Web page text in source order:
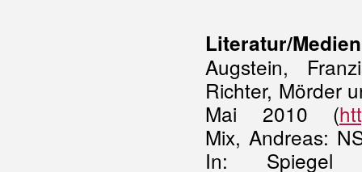
Literatur/Medien
Augstein,
Richter, Mörder
Mai 2010 (
Mix, Andreas:
In: